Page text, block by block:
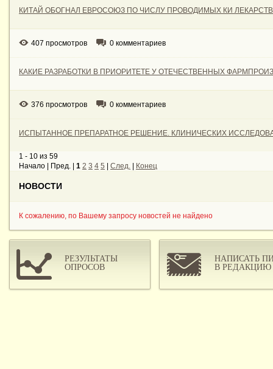
КИТАЙ ОБОГНАЛ ЕВРОСОЮЗ ПО ЧИСЛУ ПРОВОДИМЫХ КИ ЛЕКАРСТВ
407 просмотров 0 комментариев
КАКИЕ РАЗРАБОТКИ В ПРИОРИТЕТЕ У ОТЕЧЕСТВЕННЫХ
376 просмотров 0 комментариев
ИСПЫТАННОЕ ПРЕПАРАТНОЕ РЕШЕНИЕ. КЛИНИЧЕСКИХ
1 - 10 из 59
Начало | Пред. | 1 2 3 4 5 След. Конец
НОВОСТИ
К сожалению, по Вашему запросу новостей не найдено
РЕЗУЛЬТАТЫ
ОПРОСОВ
НАПИСАТЬ
В РЕДАКЦИЮ